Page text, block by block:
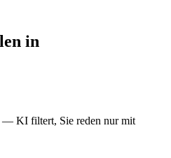
in
— KI filtert, Sie reden nur mit